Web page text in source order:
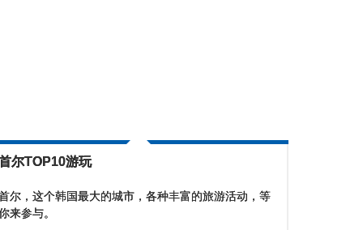
尔TOP10游玩
尔，这个韩国最大的城市，各种丰富的旅游活动，等
来参与。